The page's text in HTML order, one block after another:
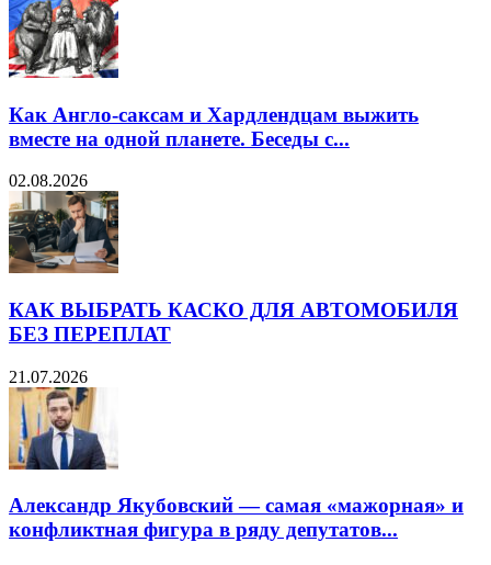
Как Англо-саксам и Хардлендцам выжить
вместе на одной планете. Беседы с...
02.08.2026
КАК ВЫБРАТЬ КАСКО ДЛЯ АВТОМОБИЛЯ
БЕЗ ПЕРЕПЛАТ
21.07.2026
Александр Якубовский — самая «мажорная» и
конфликтная фигура в ряду депутатов...